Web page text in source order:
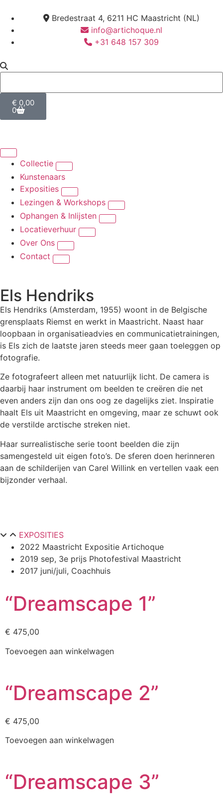
Bredestraat 4, 6211 HC Maastricht (NL)
info@artichoque.nl
+31 648 157 309
€ 0,00
0
Collectie
Kunstenaars
Exposities
Lezingen & Workshops
Ophangen & Inlijsten
Locatieverhuur
Over Ons
Contact
Els Hendriks
Els Hendriks (Amsterdam, 1955) woont in de Belgische
grensplaats Riemst en werkt in Maastricht. Naast haar
loopbaan in organisatieadvies en communicatietrainingen,
is Els zich de laatste jaren steeds meer gaan toeleggen op
fotografie.
Ze fotografeert alleen met natuurlijk licht. De camera is
daarbij haar instrument om beelden te creëren die net
even anders zijn dan ons oog ze dagelijks ziet. Inspiratie
haalt Els uit Maastricht en omgeving, maar ze schuwt ook
de verstilde arctische streken niet.
Haar surrealistische serie toont beelden die zijn
samengesteld uit eigen foto’s. De sferen doen herinneren
aan de schilderijen van Carel Willink en vertellen vaak een
bijzonder verhaal.
EXPOSITIES
2022 Maastricht Expositie Artichoque
2019 sep, 3e prijs Photofestival Maastricht
2017 juni/juli, Coachhuis
“Dreamscape 1”
€ 475,00
Toevoegen aan winkelwagen
“Dreamscape 2”
€ 475,00
Toevoegen aan winkelwagen
“Dreamscape 3”